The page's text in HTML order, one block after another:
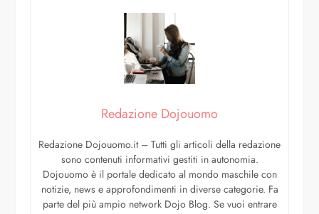
Redazione Dojouomo
Redazione Dojouomo.it – Tutti gli articoli della redazione
sono contenuti informativi gestiti in autonomia.
Dojouomo è il portale dedicato al mondo maschile con
notizie, news e approfondimenti in diverse categorie. Fa
parte del più ampio network Dojo Blog. Se vuoi entrare